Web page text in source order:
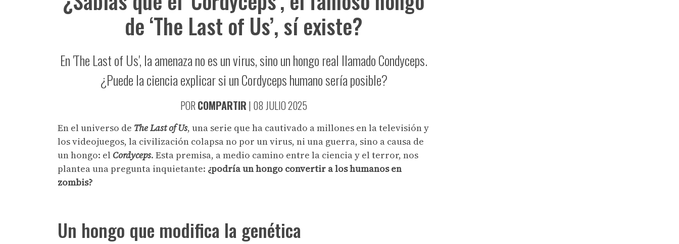
de ‘The Last of Us’, sí existe?
En 'The Last of Us', la amenaza no es un virus, sino un hongo real llamado Condyceps.
¿Puede la ciencia explicar si un Cordyceps humano sería posible?
POR COMPARTIR | 08 JULIO 2025
En el universo de The Last of Us, una serie que ha cautivado a millones en la televisión y
los videojuegos, la civilización colapsa no por un virus, ni una guerra, sino a causa de
un hongo: el Cordyceps. Esta premisa, a medio camino entre la ciencia y el terror, nos
plantea una pregunta inquietante: ¿podría un hongo convertir a los humanos en
zombis?
Un hongo que modifica la genética